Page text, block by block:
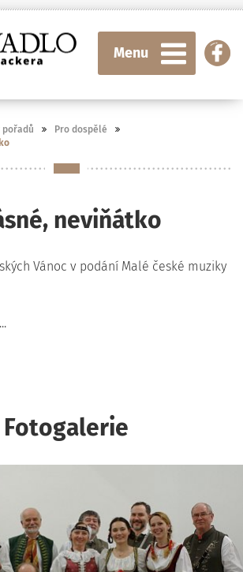
Menu
pořadů
Pro dospělé
neviňátko
Vánoc v podání Malé české muziky
Fotogalerie